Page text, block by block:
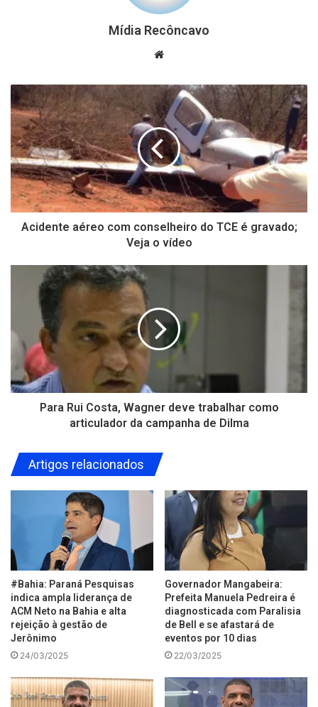
Mídia Recôncavo
Website
Acidente aéreo com conselheiro do TCE é gravado;
Veja o vídeo
Para Rui Costa, Wagner deve trabalhar como
articulador da campanha de Dilma
Artigos relacionados
#Bahia: Paraná Pesquisas
indica ampla liderança de
ACM Neto na Bahia e alta
rejeição à gestão de
Jerônimo
24/03/2025
Governador Mangabeira:
Prefeita Manuela Pedreira é
diagnosticada com Paralisia
de Bell e se afastará de
eventos por 10 dias
22/03/2025